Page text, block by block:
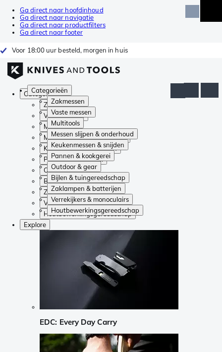
Ga direct naar hoofdinhoud
Ga direct naar navigatie
Ga direct naar productfilters
Ga direct naar footer
Voor 18:00 uur besteld, morgen in huis
Categorieën
Zakmessen
Vaste messen
Multitools
Messen slijpen & onderhoud
Keukenmessen & snijden
Pannen & kookgerei
Outdoor & gear
Bijlen & tuingereedschap
Zaklampen & batterijen
Verrekijkers & monoculairs
Houtbewerkingsgereedschap
Categorieën
Zakmessen
Vaste messen
Multitools
Messen slijpen & onderhoud
Keukenmessen & snijden
Pannen & kookgerei
Outdoor & gear
Bijlen & tuingereedschap
Zaklampen & batterijen
Verrekijkers & monoculairs
Houtbewerkingsgereedschap
Explore
EDC: Every Day Carry